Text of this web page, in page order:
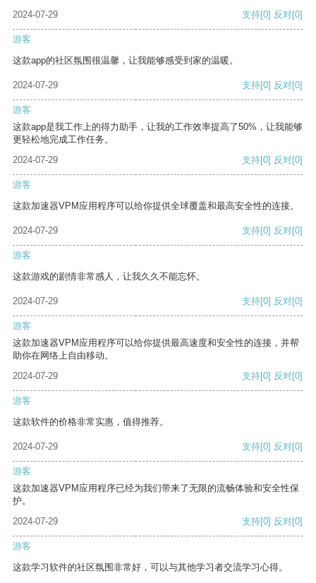
2024-07-29 支持[0] 反对[0]
游客
这款app的社区氛围很温馨，让我能够感受到家的温暖。
2024-07-29 支持[0] 反对[0]
游客
这款app是我工作上的得力助手，让我的工作效率提高了50%，让我能够
更轻松地完成工作任务。
2024-07-29
支持[0] 反对[0]
游客
这款加速器VPM应用程序可以给你提供全球覆盖和最高安全性的连接。
2024-07-29 支持[0] 反对[0]
游客
这款游戏的剧情非常感人，让我久久不能忘怀。
2024-07-29 支持[0] 反对[0]
游客
这款加速器VPM应用程序可以给你提供最高速度和安全性的连接，并帮
助你在网络上自由移动。
2024-07-29
支持[0] 反对[0]
游客
这款软件的价格非常实惠，值得推荐。
2024-07-29 支持[0] 反对[0]
游客
这款加速器VPM应用程序已经为我们带来了无限的流畅体验和安全性保
护。
2024-07-29
支持[0] 反对[0]
游客
这款学习软件的社区氛围非常好，可以与其他学习者交流学习心得。